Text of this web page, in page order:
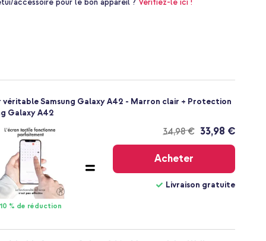
accessoire pour le bon appareil ?Vérifiez-le ici !
Samsung Galaxy A42 - Marron clair + Protection
Galaxy A42
10 % de réduction
34,98 €
Livraison
33,98 €
Acheter
Livraison gratuite